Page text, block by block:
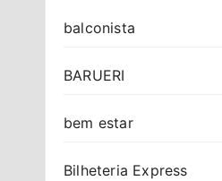
balconista
BARUERI
bem estar
Bilheteria Express